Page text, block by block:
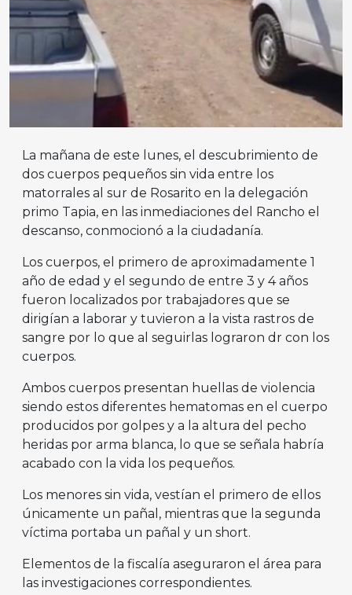
La mañana de este lunes, el descubrimiento de
dos cuerpos pequeños sin vida entre los
matorrales al sur de Rosarito en la delegación
primo Tapia, en las inmediaciones del Rancho el
descanso, conmocionó a la ciudadanía.
Los cuerpos, el primero de aproximadamente 1
año de edad y el segundo de entre 3 y 4 años
fueron localizados por trabajadores que se
dirigían a laborar y tuvieron a la vista rastros de
sangre por lo que al seguirlas lograron dr con los
cuerpos.
Ambos cuerpos presentan huellas de violencia
siendo estos diferentes hematomas en el cuerpo
producidos por golpes y a la altura del pecho
heridas por arma blanca, lo que se señala habría
acabado con la vida los pequeños.
Los menores sin vida, vestían el primero de ellos
únicamente un pañal, mientras que la segunda
víctima portaba un pañal y un short.
Elementos de la fiscalía aseguraron el área para
las investigaciones correspondientes.